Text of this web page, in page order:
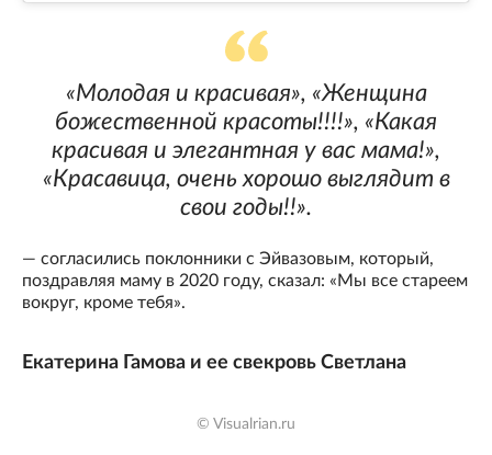
«Молодая и красивая», «Женщина
божественной красоты!!!!», «Какая
красивая и элегантная у вас мама!»,
«Красавица, очень хорошо выглядит в
свои годы!!».
— согласились поклонники с Эйвазовым, который,
поздравляя маму в 2020 году, сказал: «Мы все стареем
вокруг, кроме тебя».
Екатерина Гамова и ее свекровь Светлана
© Visualrian.ru